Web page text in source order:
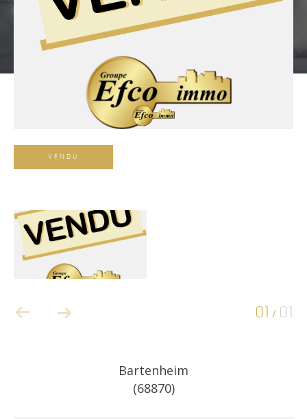
VENDU
01 / 01
Bartenheim
(68870)
Référence
AFFINER LES CRITÈRES